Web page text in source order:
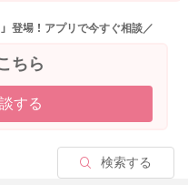
登場！アプリで今すぐ相談／
ちら
する
検索する